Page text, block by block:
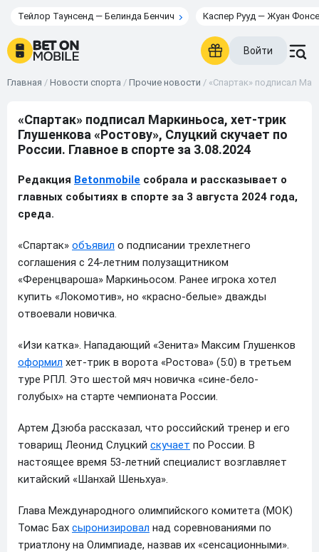
Тейлор Таунсенд — Белинда Бенчич Каспер Рууд — Жуан
Войти
Главная / Новости спорта / Прочие новости / «Спартак» подписал
«Спартак» подписал Маркиньоса, хет-трик
Глушенкова «Ростову», Слуцкий скучает по
России. Главное в спорте за 3.08.2024
Редакция Betonmobile собрала и рассказывает о
главных событиях в спорте за 3 августа 2024 года,
среда.
«Спартак» объявил о подписании трехлетнего
соглашения с 24-летним полузащитником
«Ференцвароша» Маркиньосом. Ранее игрока хотел
купить «Локомотив», но «красно-белые» дважды
отвоевали новичка.
«Изи катка». Нападающий «Зенита» Максим Глушенков
оформил хет-трик в ворота «Ростова» (5:0) в третьем
туре РПЛ. Это шестой мяч новичка «сине-бело-
голубых» на старте чемпионата России.
Артем Дзюба рассказал, что российский тренер и его
товарищ Леонид Слуцкий скучает по России. В
настоящее время 53-летний специалист возглавляет
китайский «Шанхай Шеньхуа».
Глава Международного олимпийского комитета (МОК)
Томас Бах сыронизировал над соревнованиями по
триатлону на Олимпиаде, назвав их «сенсационными».